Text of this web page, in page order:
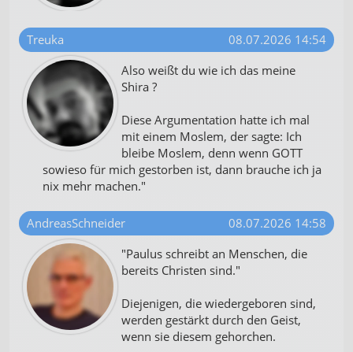
Treuka
08.07.2026 14:54
Also weißt du wie ich das meine
Shira ?
Diese Argumentation hatte ich mal
mit einem Moslem, der sagte: Ich
bleibe Moslem, denn wenn GOTT
sowieso für mich gestorben ist, dann brauche ich ja
nix mehr machen."
AndreasSchneider
08.07.2026 14:58
"Paulus schreibt an Menschen, die
bereits Christen sind."
Diejenigen, die wiedergeboren sind,
werden gestärkt durch den Geist,
wenn sie diesem gehorchen.